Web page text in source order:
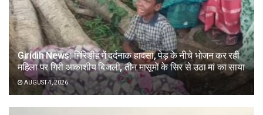
Giridih News: गिरिडीह में दर्दनाक हादसा, पेड़ के नीचे भोजन कर रही
महिला पर गिरी आकाशीय बिजली, तीन मासूमों के सिर से उठा मां का साया
AUGUST 4, 2026